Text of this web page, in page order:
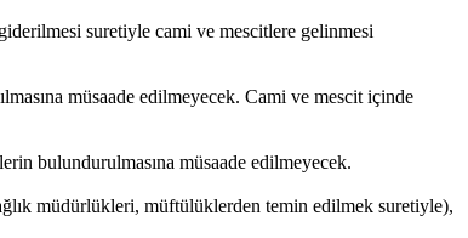
suretiyle cami ve mescitlere gelinmesi
müsaade edilmeyecek. Cami ve mescit içinde
bulundurulmasına müsaade edilmeyecek.
müdürlükleri, müftülüklerden temin edilmek suretiyle),